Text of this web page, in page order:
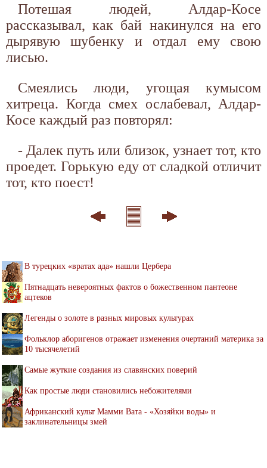
Потешая людей, Алдар-Косе
рассказывал, как бай накинулся на его
дырявую шубенку и отдал ему свою
лисью.
Смеялись люди, угощая кумысом
хитреца. Когда смех ослабевал, Алдар-
Косе каждый раз повторял:
- Далек путь или близок, узнает тот, кто
проедет. Горькую еду от сладкой отличит
тот, кто поест!
В турецких «вратах ада» нашли Цербера
Пятнадцать невероятных фактов о божественном пантеоне
ацтеков
Легенды о золоте в разных мировых культурах
Фольклор аборигенов отражает изменения очертаний материка за
10 тысячелетий
Самые жуткие создания из славянских поверий
Как простые люди становились небожителями
Африканский культ Мамми Вата - «Хозяйки воды» и
заклинательницы змей